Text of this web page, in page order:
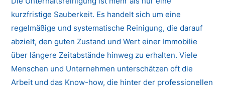
kurzfristige Sauberkeit. Es handelt sich um eine
regelmäßige und systematische Reinigung, die darauf
abzielt, den guten Zustand und Wert einer Immobilie
über längere Zeitabstände hinweg zu erhalten. Viele
Menschen und Unternehmen unterschätzen oft die
Arbeit und das Know-how, die hinter der professionellen